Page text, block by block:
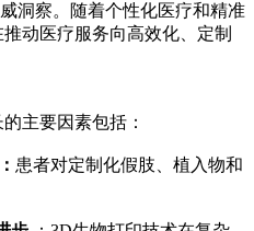
洞察。随着个性化医疗和精准
动医疗服务向高效化、定制
主要因素包括：
患者对定制化假肢、植入物和